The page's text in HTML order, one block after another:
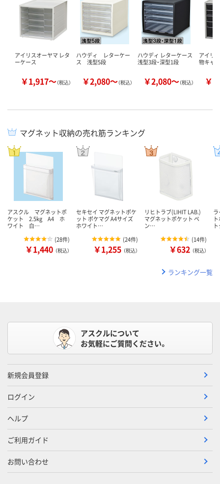
アイリスオーヤマ レタ
ーケース
￥1,917～（税込）
ハウディ レターケー
ス 浅型5段
￥2,080～（税込）
ハウディ レターケース
浅型3段・深型1段
￥2,080～（税込）
アイリ
物キャ
￥
マグネット収納の売れ筋ランキング
アスクル マグネットポ
ケット 2.5kg A4 ホ
ワイト 白…
(28件)
￥1,440 （税込）
セキセイ マグネットポケ
ット ポケマグ A4サイズ
ホワイト…
(24件)
￥1,255 （税込）
リヒトラブ(LIHIT LAB.)
マグネットポケット ペ
ン…
(14件)
￥632 （税込）
ランキング一覧
アスクルについて
お気軽にご質問ください。
新規会員登録
ログイン
ヘルプ
ご利用ガイド
お問い合わせ